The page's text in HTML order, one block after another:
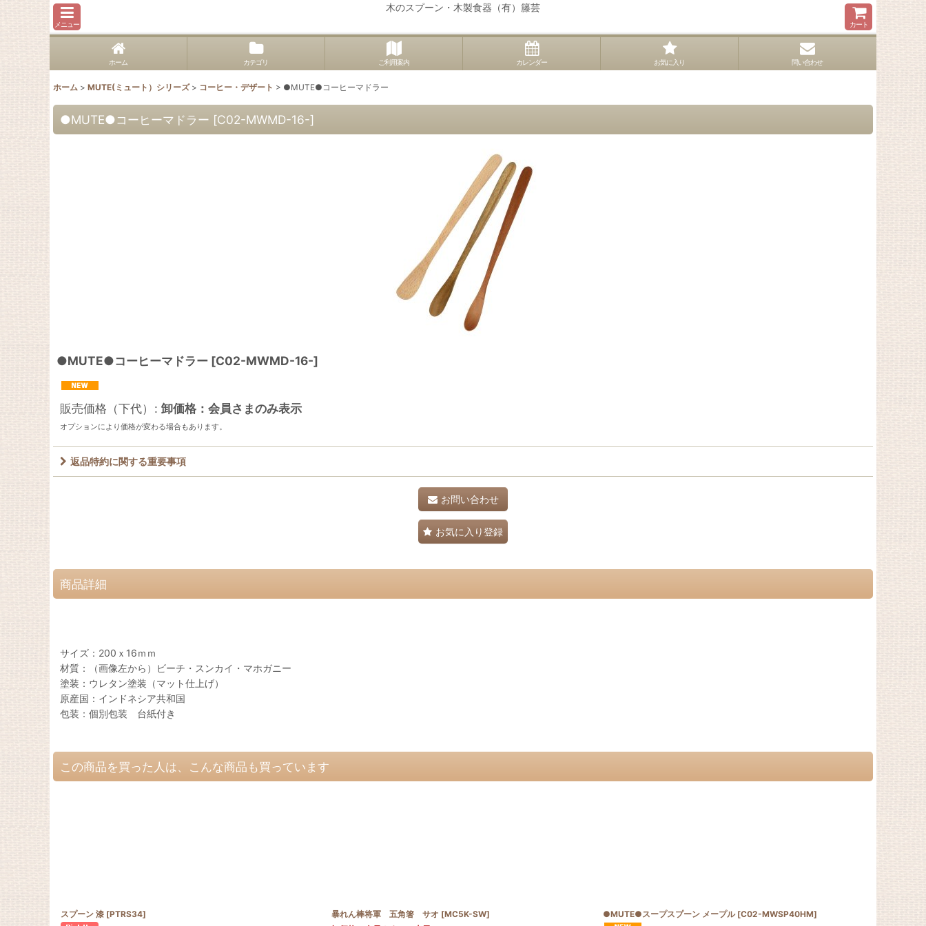
メニュー
木のスプーン・木製食器（有）籐芸
カート
ホーム カテゴリ ご利用案内 カレンダー お気に入り 問い合わせ
ホーム > MUTE(ミュート）シリーズ > コーヒー・デザート > ●MUTE●コーヒーマドラー
●MUTE●コーヒーマドラー [C02-MWMD-16-]
●MUTE●コーヒーマドラー [C02-MWMD-16-]
販売価格（下代） : 卸価格：会員さまのみ表示
オプションにより価格が変わる場合もあります。
返品特約に関する重要事項
お問い合わせ
お気に入り登録
商品詳細
サイズ：200ｘ16ｍｍ
材質：（画像左から）ビーチ・スンカイ・マホガニー
塗装：ウレタン塗装（マット仕上げ）
原産国：インドネシア共和国
包装：個別包装 台紙付き
この商品を買った人は、こんな商品も買っています
スプーン 漆 [PTRS34] 暴れん棒将軍 五角箸 サオ [MC5K-SW]
●MUTE●スープスプーン メープル [C02-MWSP40HM]